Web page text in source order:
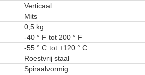
Verticaal
Mits
0,5 kg
-40 ° F tot 200 ° F
-55 ° C tot +120 ° C
Roestvrij staal
Spiraalvormig